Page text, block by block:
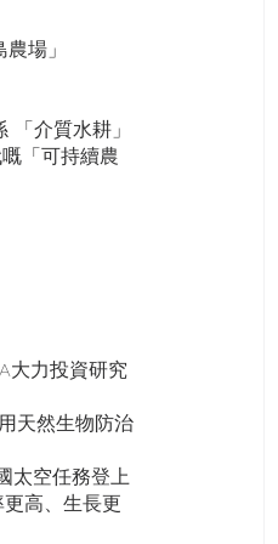
場」
介質水耕」
「可持續農
大力投資研究
天然生物防治
太空任務登上
高、生長更